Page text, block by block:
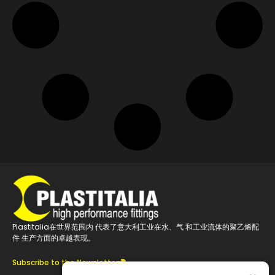
Plastitalia在世界范围内 代表了意大利工业在水、气 和工业流体的聚乙烯配
件 生产方面的卓越表现。
Subscribe to the Newsletter